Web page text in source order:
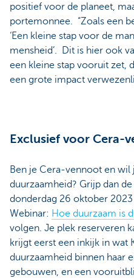
positief voor de planeet,
portemonnee. “Zoals een
‘Een kleine stap voor de
mensheid’. Dit is hier ook
een kleine stap vooruit zet,
een grote impact
Exclusief voor Cera-
Ben je Cera-vennoot en
duurzaamheid? Grijp dan
donderdag 26 oktober
Webinar: Hoe duurzaam is
volgen. Je plek reserveren
krijgt eerst een inkijk in wat
duurzaamheid binnen haar
gebouwen, en een